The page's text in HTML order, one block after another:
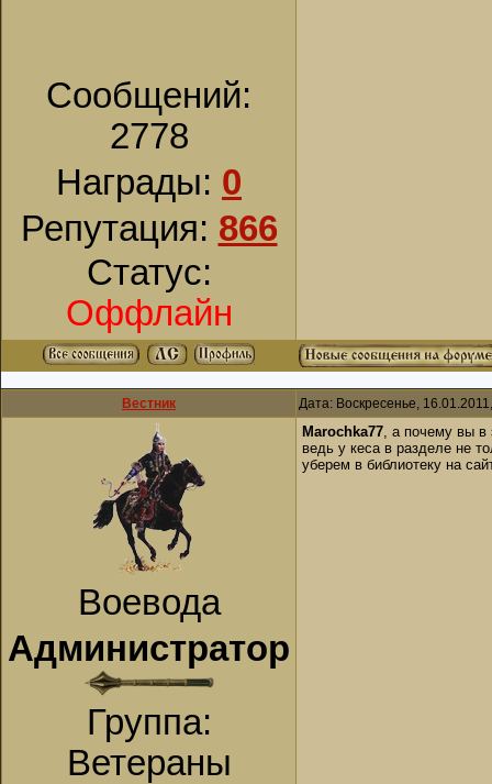
Сообщений:
2778
Награды: 0
Репутация: 866
Статус:
Оффлайн
Вестник Дата: Воскресенье,
Воевода
Администратор
Группа:
Ветераны
Marochka77, а почему вы в
ведь у кеса в разделе не
уберем в библиотеку на